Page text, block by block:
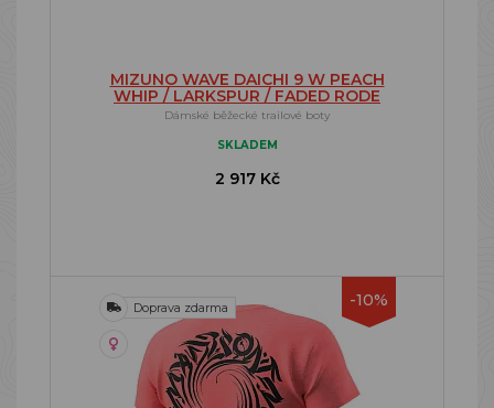
MIZUNO WAVE DAICHI 9 W PEACH
WHIP / LARKSPUR / FADED RODE
Dámské běžecké trailové boty
SKLADEM
2 917 Kč
-10%
Doprava zdarma